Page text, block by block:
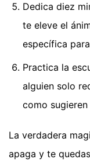
Dedica diez
te eleve el
específica
Practica la
alguien solo
como
La verdadera
apaga y te